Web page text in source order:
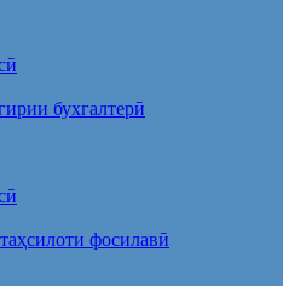
бухгалтерӣ
фосилавӣ